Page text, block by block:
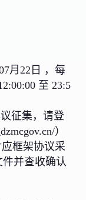
月22日 ，每
至 23:5
征集，请登
）
框架协议采
并查收确认